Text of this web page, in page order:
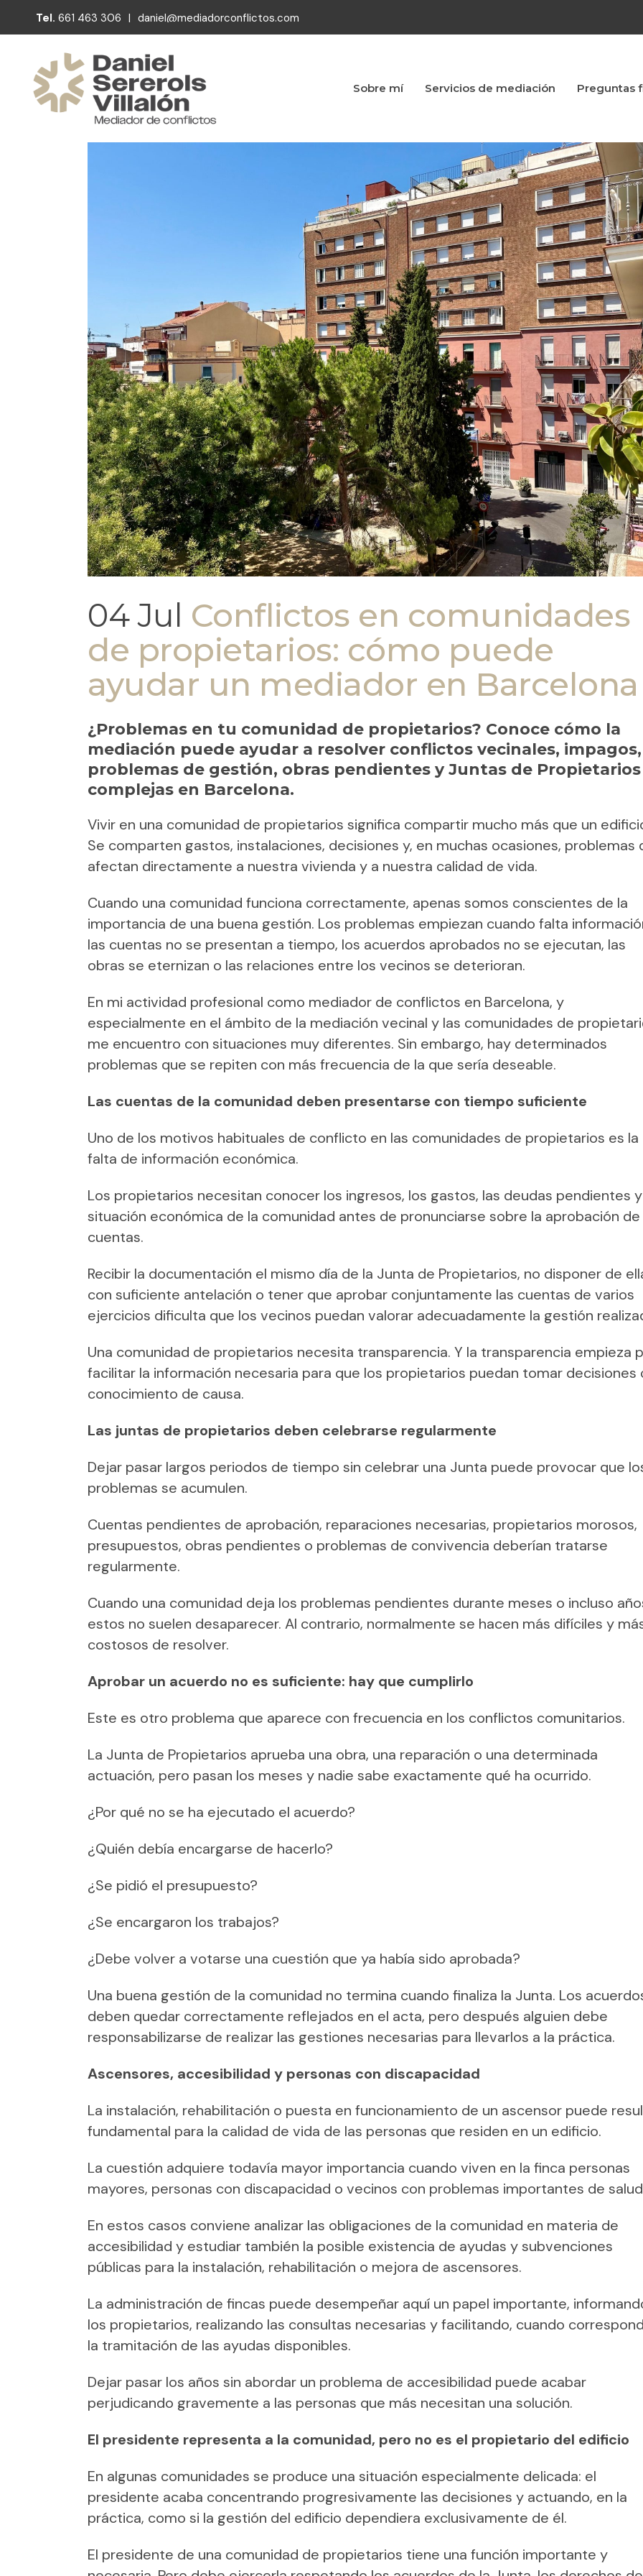
Tel. 661 463 306 | daniel@mediadorconflictos.com
Sobre mí Servicios de mediación Preguntas
04 Jul Conflictos en comunidades
de propietarios: cómo puede
ayudar un mediador en Barcelona
¿Problemas en tu comunidad de propietarios? Conoce cómo la
mediación puede ayudar a resolver conflictos vecinales, impagos,
problemas de gestión, obras pendientes y Juntas de Propietarios
complejas en Barcelona.
Vivir en una comunidad de propietarios significa compartir mucho más que un
Se comparten gastos, instalaciones, decisiones y, en muchas ocasiones, problemas
afectan directamente a nuestra vivienda y a nuestra calidad de vida.
Cuando una comunidad funciona correctamente, apenas somos conscientes de la
importancia de una buena gestión. Los problemas empiezan cuando falta
las cuentas no se presentan a tiempo, los acuerdos aprobados no se ejecutan, las
obras se eternizan o las relaciones entre los vecinos se deterioran.
En mi actividad profesional como mediador de conflictos en Barcelona, y
especialmente en el ámbito de la mediación vecinal y las comunidades de
me encuentro con situaciones muy diferentes. Sin embargo, hay determinados
problemas que se repiten con más frecuencia de la que sería deseable.
Las cuentas de la comunidad deben presentarse con tiempo suficiente
Uno de los motivos habituales de conflicto en las comunidades de propietarios es la
falta de información económica.
Los propietarios necesitan conocer los ingresos, los gastos, las deudas pendientes
situación económica de la comunidad antes de pronunciarse sobre la aprobación de
cuentas.
Recibir la documentación el mismo día de la Junta de Propietarios, no disponer de
con suficiente antelación o tener que aprobar conjuntamente las cuentas de varios
ejercicios dificulta que los vecinos puedan valorar adecuadamente la gestión
Una comunidad de propietarios necesita transparencia. Y la transparencia empieza
facilitar la información necesaria para que los propietarios puedan tomar decisiones
conocimiento de causa.
Las juntas de propietarios deben celebrarse regularmente
Dejar pasar largos periodos de tiempo sin celebrar una Junta puede provocar que
problemas se acumulen.
Cuentas pendientes de aprobación, reparaciones necesarias, propietarios morosos,
presupuestos, obras pendientes o problemas de convivencia deberían tratarse
regularmente.
Cuando una comunidad deja los problemas pendientes durante meses o incluso
estos no suelen desaparecer. Al contrario, normalmente se hacen más difíciles y
costosos de resolver.
Aprobar un acuerdo no es suficiente: hay que cumplirlo
Este es otro problema que aparece con frecuencia en los conflictos comunitarios.
La Junta de Propietarios aprueba una obra, una reparación o una determinada
actuación, pero pasan los meses y nadie sabe exactamente qué ha ocurrido.
¿Por qué no se ha ejecutado el acuerdo?
¿Quién debía encargarse de hacerlo?
¿Se pidió el presupuesto?
¿Se encargaron los trabajos?
¿Debe volver a votarse una cuestión que ya había sido aprobada?
Una buena gestión de la comunidad no termina cuando finaliza la Junta. Los
deben quedar correctamente reflejados en el acta, pero después alguien debe
responsabilizarse de realizar las gestiones necesarias para llevarlos a la práctica.
Ascensores, accesibilidad y personas con discapacidad
La instalación, rehabilitación o puesta en funcionamiento de un ascensor puede
fundamental para la calidad de vida de las personas que residen en un edificio.
La cuestión adquiere todavía mayor importancia cuando viven en la finca personas
mayores, personas con discapacidad o vecinos con problemas importantes de
En estos casos conviene analizar las obligaciones de la comunidad en materia de
accesibilidad y estudiar también la posible existencia de ayudas y subvenciones
públicas para la instalación, rehabilitación o mejora de ascensores.
La administración de fincas puede desempeñar aquí un papel importante,
los propietarios, realizando las consultas necesarias y facilitando, cuando
la tramitación de las ayudas disponibles.
Dejar pasar los años sin abordar un problema de accesibilidad puede acabar
perjudicando gravemente a las personas que más necesitan una solución.
El presidente representa a la comunidad, pero no es el propietario del edificio
En algunas comunidades se produce una situación especialmente delicada: el
presidente acaba concentrando progresivamente las decisiones y actuando, en la
práctica, como si la gestión del edificio dependiera exclusivamente de él.
El presidente de una comunidad de propietarios tiene una función importante y